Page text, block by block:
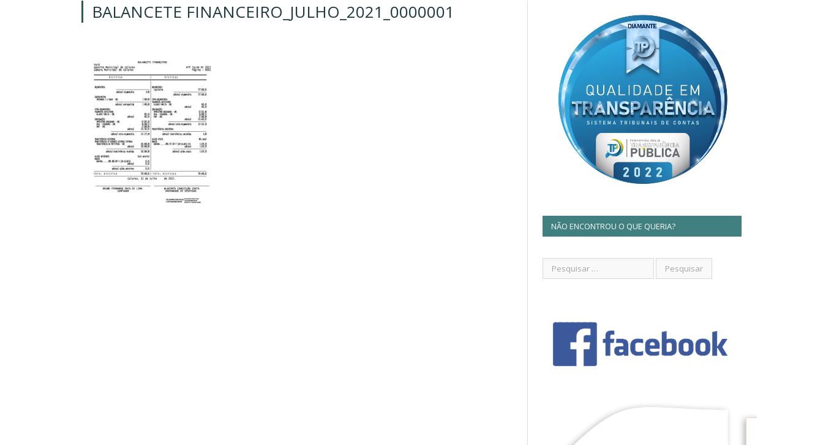
BALANCETE FINANCEIRO_JULHO_2021_0000001
NÃO ENCONTROU O QUE QUERIA?